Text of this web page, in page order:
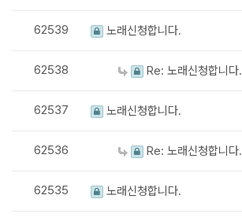
62539 노래신청합니다.
62538 Re: 노래신청합니다.
62537 노래신청합니다.
62536 Re: 노래신청합니다.
62535 노래신청합니다.